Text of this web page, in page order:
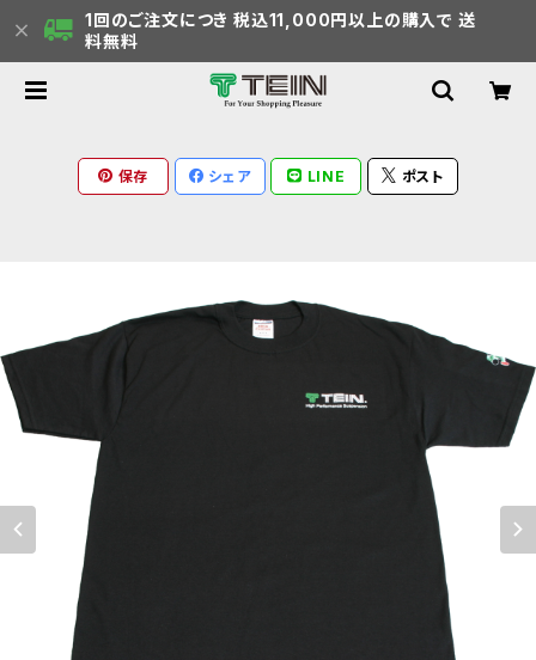
1回のご注文につき 税込11,000円以上の購入で 送
料無料
保存 シェア LINE ポスト